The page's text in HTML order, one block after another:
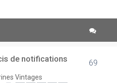
de notifications
Vintages
69